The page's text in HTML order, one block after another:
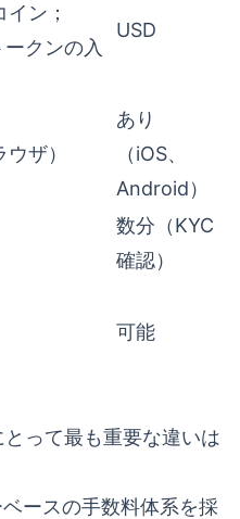
ン；
クンの入
USD
ザ）
あり
（iOS、
Android）
数分（KYC
確認）
可能
って最も重要な違いは
ースの手数料体系を採